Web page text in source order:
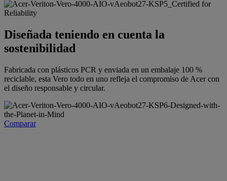
Diseñada teniendo en cuenta la
sostenibilidad
Fabricada con plásticos PCR y enviada en un embalaje 100 %
reciclable, esta Vero todo en uno refleja el compromiso de Acer con
el diseño responsable y circular.
Comparar